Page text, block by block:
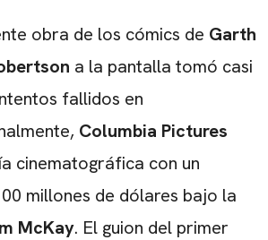
obra de los cómics de Garth
a la pantalla tomó casi
fallidos en
Columbia Pictures
cinematográfica con un
millones de dólares bajo la
McKay. El guion del primer